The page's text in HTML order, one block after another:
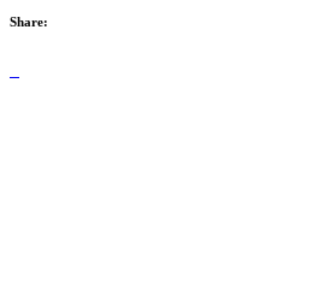
Share: